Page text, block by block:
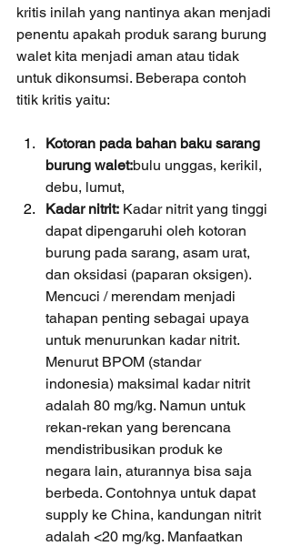
kritis inilah yang nantinya akan menjadi
penentu apakah produk sarang burung
walet kita menjadi aman atau tidak
untuk dikonsumsi. Beberapa contoh
titik kritis yaitu:
Kotoran pada bahan baku sarang
burung walet:bulu unggas, kerikil,
debu, lumut,
Kadar nitrit: Kadar nitrit yang tinggi
dapat dipengaruhi oleh kotoran
burung pada sarang, asam urat,
dan oksidasi (paparan oksigen).
Mencuci / merendam menjadi
tahapan penting sebagai upaya
untuk menurunkan kadar nitrit.
Menurut BPOM (standar
indonesia) maksimal kadar nitrit
adalah 80 mg/kg. Namun untuk
rekan-rekan yang berencana
mendistribusikan produk ke
negara lain, aturannya bisa saja
berbeda. Contohnya untuk dapat
supply ke China, kandungan nitrit
adalah <20 mg/kg. Manfaatkan